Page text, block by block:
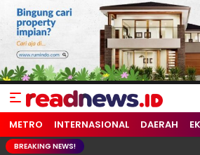
readnews.id
Berita Terkini, Update Terbaru Hari
METRO INTERNASIONAL DAERAH
BREAKING NEWS!